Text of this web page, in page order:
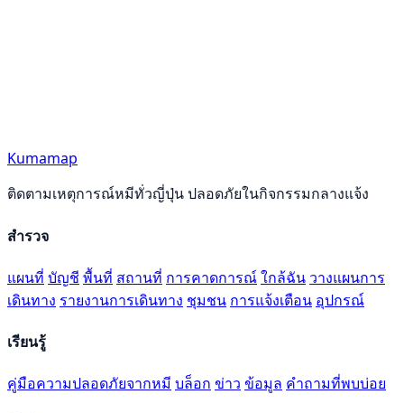
Kumamap
ติดตามเหตุการณ์หมีทั่วญี่ปุ่น ปลอดภัยในกิจกรรมกลางแจ้ง
สำรวจ
แผนที่ บัญชี พื้นที่ สถานที่ การคาดการณ์ใกล้ฉัน วางแผนการ
เดินทาง รายงานการเดินทาง ชุมชน การแจ้งเตือน อุปกรณ์
เรียนรู้
คู่มือความปลอดภัยจากหมี บล็อก ข่าว ข้อมูล คำถามที่พบบ่อย